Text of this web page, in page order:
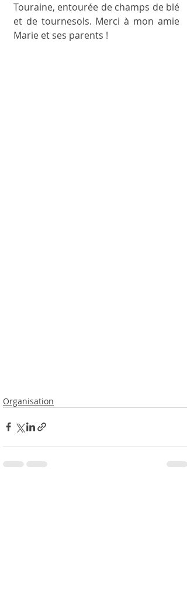
Touraine, entourée de champs de blé
et de tournesols. Merci à mon amie
Marie et ses parents !
Organisation